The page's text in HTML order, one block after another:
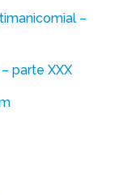
–
parte XXX